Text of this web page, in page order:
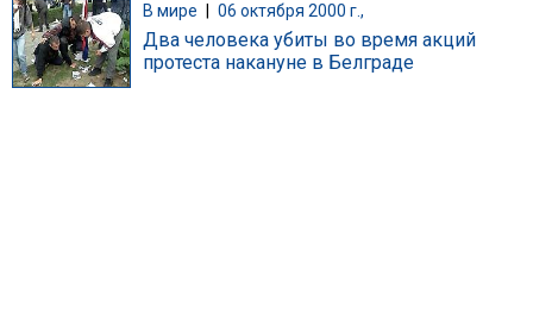
В мире 06 октября 2000 г.,
Два человека убиты во время акций
протеста накануне в Белграде